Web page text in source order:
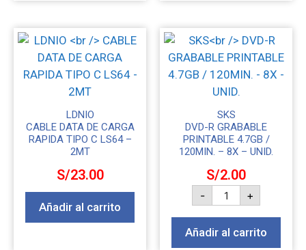
LDNIO
CABLE DATA DE CARGA
RAPIDA TIPO C LS64 –
2MT
S/23.00
Añadir al carrito
SKS
DVD-R GRABABLE
PRINTABLE 4.7GB /
120MIN. – 8X – UNID.
S/2.00
- +
Añadir al carrito